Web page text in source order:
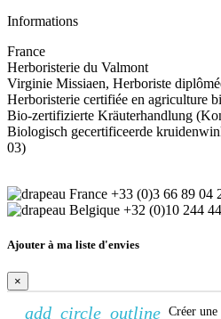
Informations
France
Herboristerie du Valmont
Virginie Missiaen, Herboriste
Herboristerie certifiée en agriculture
Bio-zertifizierte Kräuterhandlung
Biologisch gecertificeerde
03)
+33 (0)3 66 89 04
+32 (0)10 244
Ajouter à ma liste d'envies
×
add_circle_outline Créer